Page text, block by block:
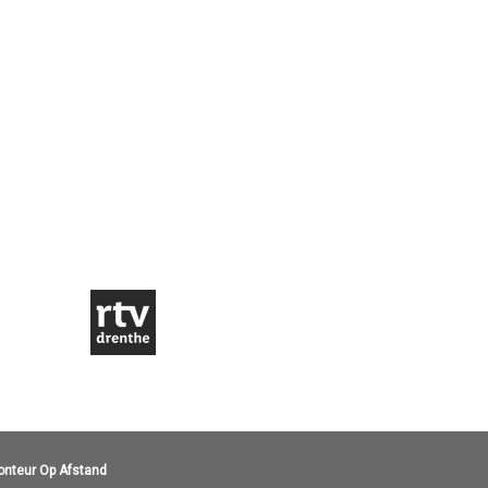
Op Afstand